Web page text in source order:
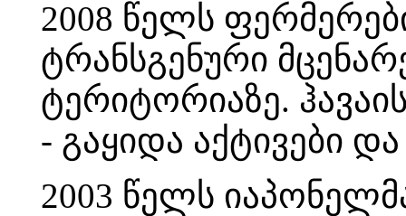
2008 წელს
ტრანსგენური
ტერიტორიაზე. ჰავაის
- გაყიდა აქტივები
2003 წელს